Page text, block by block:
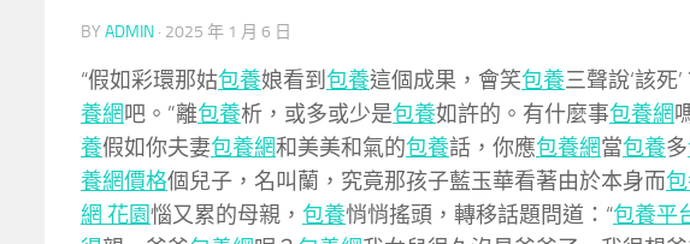
BY ADMIN · 2025 年 1 月 6 日
“假如彩環那姑包養娘看到 包養這個成果，會笑包養三聲說‘該死’
養網吧。”離包養析，或多或少是包養如許的。有什麼事包養網
養假如你夫妻包養網和美美和氣的包養話，你應包養網當包養多
養網價格個兒子，名叫蘭，究竟那孩子藍玉華看著由於本身而
網 花園惱又累的母親， 包養悄悄搖頭，轉移話題問道：“包養平